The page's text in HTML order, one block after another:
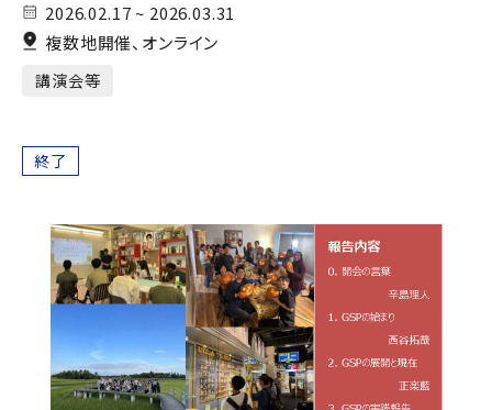
2026.02.17 ~ 2026.03.31
複数地開催、オンライン
講演会等
終了